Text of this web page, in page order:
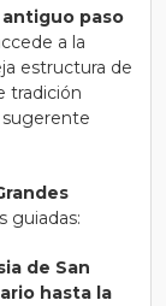
paso
a la
estructura de
tradición
sugerente
guiadas:
de San
hasta la